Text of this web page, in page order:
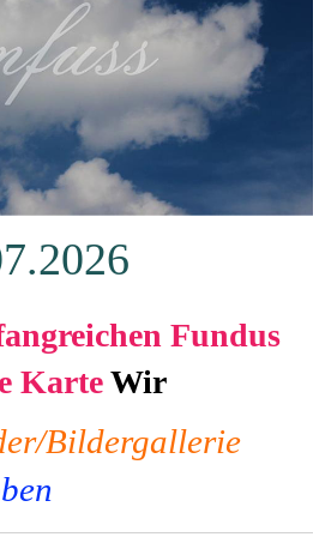
Fundus
KarteWir
Bildergallerie